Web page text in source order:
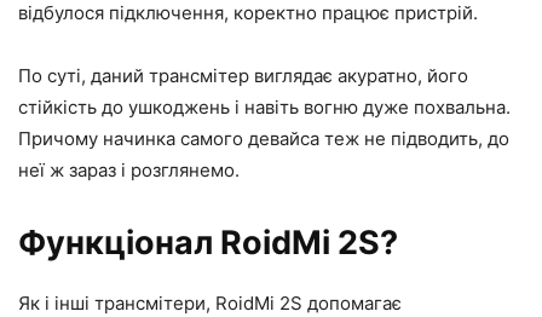
відбулося підключення, коректно працює пристрій.
По суті, даний трансмітер виглядає акуратно, його
стійкість до ушкоджень і навіть вогню дуже похвальна.
Причому начинка самого девайса теж не підводить, до
неї ж зараз і розглянемо.
Функціонал RoidMi 2S?
Як і інші трансмітери, RoidMi 2S допомагає